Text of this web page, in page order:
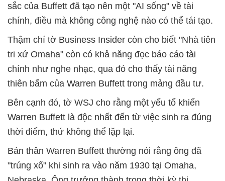
sắc của Buffett đã tạo nên một "AI sống" về tài
chính, điều mà không công nghệ nào có thể tái tạo.
Thậm chí tờ Business Insider còn cho biết "Nhà tiên
tri xứ Omaha" còn có khả năng đọc báo cáo tài
chính như nghe nhạc, qua đó cho thấy tài năng
thiên bẩm của Warren Buffett trong mảng đầu tư.
Bên cạnh đó, tờ WSJ cho rằng một yếu tố khiến
Warren Buffett là độc nhất đến từ việc sinh ra đúng
thời điểm, thứ không thể lặp lại.
Bản thân Warren Buffett thường nói rằng ông đã
"trúng xố" khi sinh ra vào năm 1930 tại Omaha,